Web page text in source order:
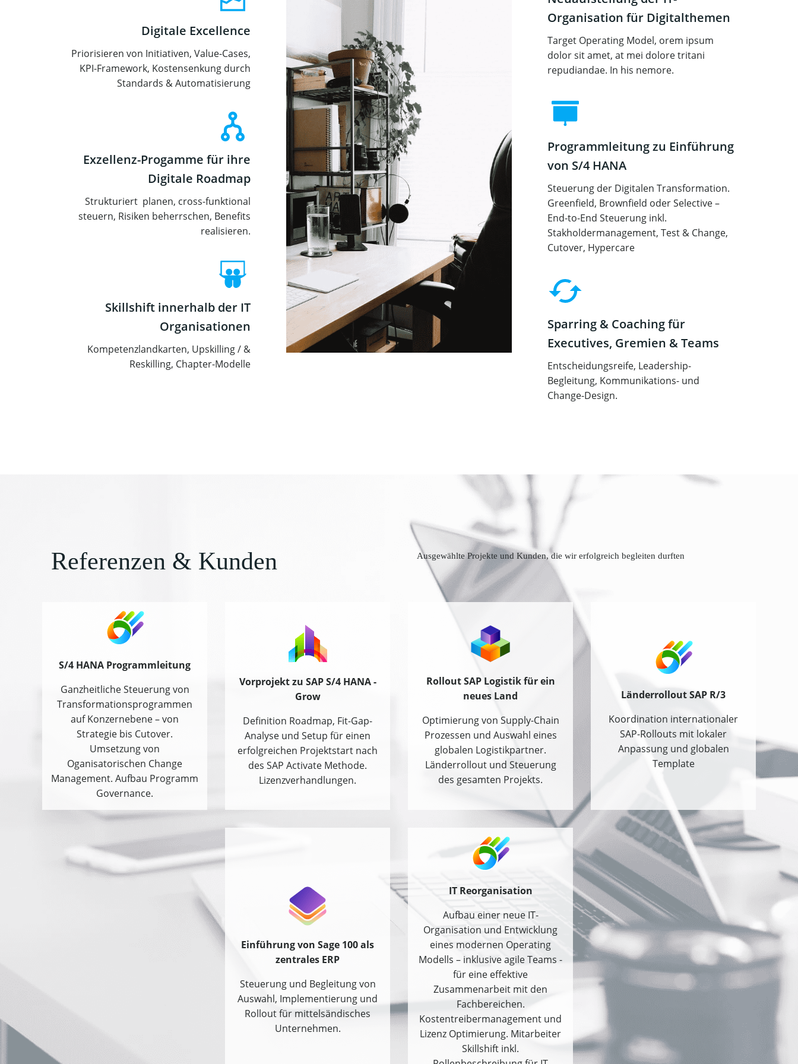
Digitale Excellence
Priorisieren von Initiativen, Value-Cases,
KPI-Framework, Kostensenkung durch
Standards & Automatisierung
Exzellenz-Progamme für ihre
Digitale Roadmap
Strukturiert planen, cross-funktional
steuern, Risiken beherrschen, Benefits
realisieren.
Skillshift innerhalb der IT
Organisationen
Kompetenzlandkarten, Upskilling / &
Reskilling, Chapter-Modelle
Organisation für Digitalthemen
Target Operating Model, orem ipsum
dolor sit amet, at mei dolore tritani
repudiandae. In his nemore.
Programmleitung zu Einführung
von S/4 HANA
Steuerung der Digitalen Transformation.
Greenfield, Brownfield oder Selective –
End-to-End Steuerung inkl.
Stakholdermanagement, Test & Change,
Cutover, Hypercare
Sparring & Coaching für
Executives, Gremien & Teams
Entscheidungsreife, Leadership-
Begleitung, Kommunikations- und
Change-Design.
Referenzen & Kunden Ausgewählte Projekte und Kunden, die wir erfolgreich begleiten durften
S/4 HANA Programmleitung
Ganzheitliche Steuerung von
Transformationsprogrammen
auf Konzernebene – von
Strategie bis Cutover.
Umsetzung von
Oganisatorischen Change
Management. Aufbau Programm
Governance.
Vorprojekt zu SAP S/4 HANA -
Grow
Definition Roadmap, Fit-Gap-
Analyse und Setup für einen
erfolgreichen Projektstart nach
des SAP Activate Methode.
Lizenzverhandlungen.
Rollout SAP Logistik für ein
neues Land
Optimierung von Supply-Chain
Prozessen und Auswahl eines
globalen Logistikpartner.
Länderrollout und Steuerung
des gesamten Projekts.
Länderrollout SAP R/3
Koordination internationaler
SAP-Rollouts mit lokaler
Anpassung und globalen
Template
Einführung von Sage 100 als
zentrales ERP
Steuerung und Begleitung von
Auswahl, Implementierung und
Rollout für mittelsändisches
Unternehmen.
IT Reorganisation
Aufbau einer neue IT-
Organisation und Entwicklung
eines modernen Operating
Modells – inklusive agile Teams -
für eine effektive
Zusammenarbeit mit den
Fachbereichen.
Kostentreibermanagement und
Lizenz Optimierung. Mitarbeiter
Skillshift inkl.